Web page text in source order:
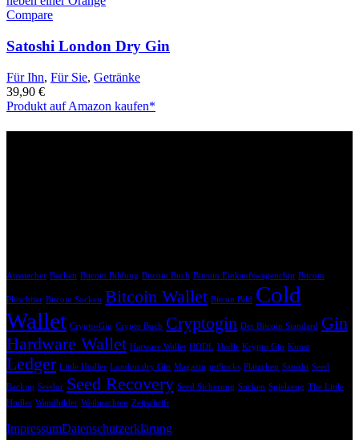
Compare
Satoshi London Dry Gin
Für Ihn, Für Sie, Getränke
39,90 €
Produkt auf Amazon kaufen*
Ausstecher Backen Bitcoin Bildung Bitcoin Buch Bitcoin Einkaufswagenchip Bitcoin
Plüschtier Bitcoin Socken Bitcoin Wallet Bitcon Bild Cold
Wallet Crypto-Gin Crypto Buch Cryptogin Der Bitcoin Standard Gin
Hardware Wallet Harware Wallet HODL Hodlr Krypto Gin Kunst
Ledger Little Hodler London dry Gin Magazin mtSocks Plätzchen Satoshi Seed
Backup Seedor Seed Recovery Seed Sicherung Socken Spielzeug The Little
Hodler Wandbilder Weihnachten Zeitschrift
ImpressumDatenschutzerklärung